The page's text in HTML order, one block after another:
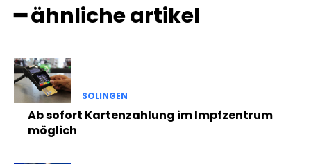
━ ähnliche artikel
SOLINGEN
Ab sofort Kartenzahlung im Impfzentrum
möglich